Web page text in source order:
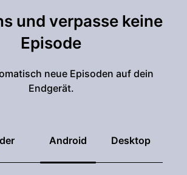
und verpasse keine
Episode
neue Episoden auf dein
Endgerät.
Android Desktop